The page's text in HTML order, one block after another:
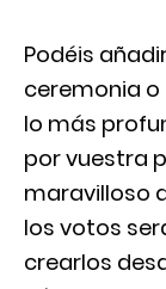
Podéis
ceremonia
lo más
por vuestra
maravilloso
los votos
crearlos